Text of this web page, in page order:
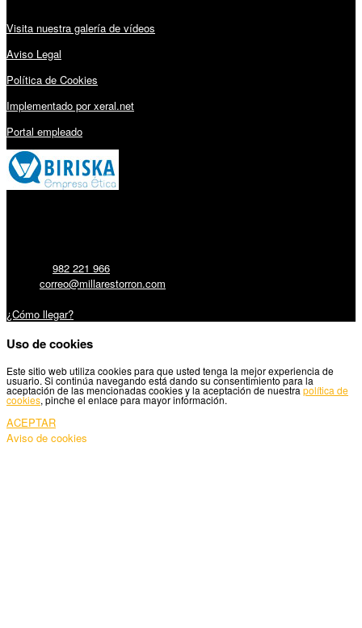
Visita nuestra galería de vídeos
Aviso Legal
Política de Cookies
Implementado por xeral.net
Portal empleado
982 221 966
correo@millarestorron.com
¿Cómo llegar?
Uso de cookies
Este sitio web utiliza cookies para que usted tenga la mejor experiencia de
usuario. Si continúa navegando está dando su consentimiento para la
aceptación de las mencionadas cookies y la aceptación de nuestra política de
cookies, pinche el enlace para mayor información.
ACEPTAR
Aviso de cookies